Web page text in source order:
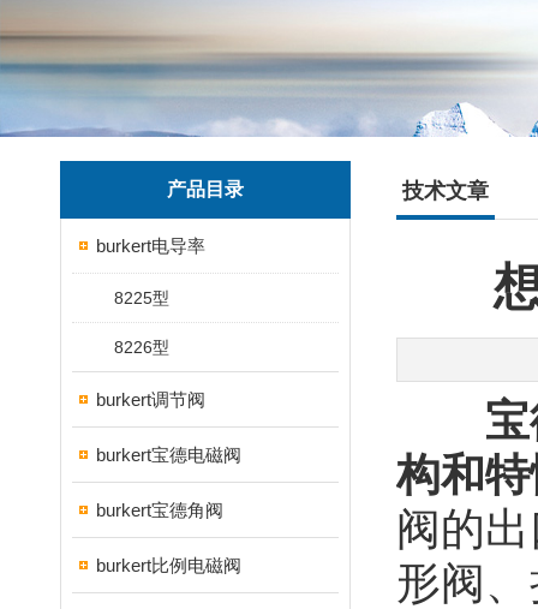
产品目录
burkert电导率
8225型
8226型
burkert调节阀
burkert宝德电磁阀
burkert宝德角阀
burkert比例电磁阀
技术文章
构和
阀的
形阀